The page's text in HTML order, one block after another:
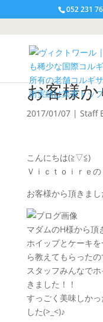
052 231
お客様
2017/01/07| Staff
こんにちは(≧▽≦)
Ｖｉｃｔｏｉｒｅ
お客様から頂きまし
マダムのH様から
ホイップとケーキ
ら教えてもらった
スタッフみんなで
きました！！
すっごく美味しか
した(>_<)♪